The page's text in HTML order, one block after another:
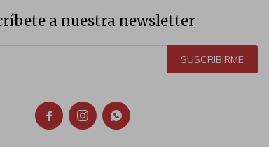
  
a nuestra newsletter
SUSCRIBIRME